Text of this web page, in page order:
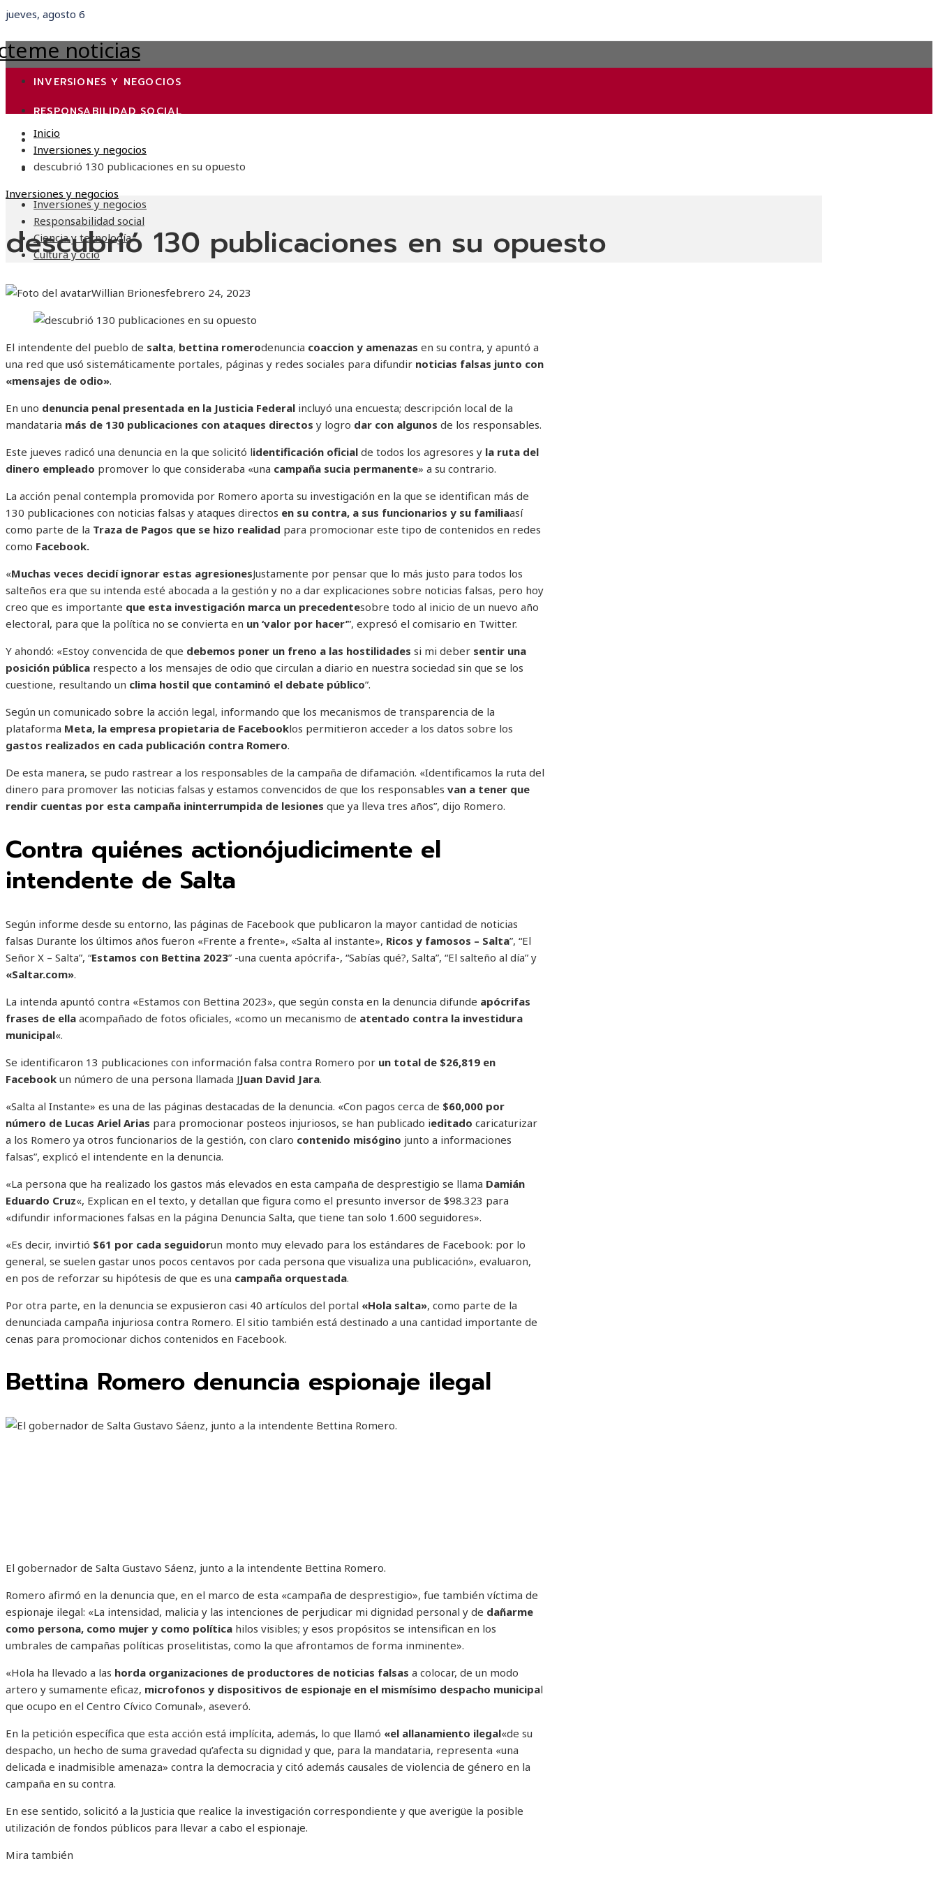
jueves, agosto 6
INVERSIONES Y NEGOCIOS
RESPONSABILIDAD SOCIAL
CIENCIA Y TECNOLOGÍA
CULTURA Y OCIO
Inversiones y negocios
Responsabilidad social
Ciencia y tecnología
Cultura y ocio
Inicio
Inversiones y negocios
descubrió 130 publicaciones en su opuesto
Inversiones y negocios
descubrió 130 publicaciones en su opuesto
Willian Brionesfebrero 24, 2023
El intendente del pueblo de salta, bettina romerodenuncia coaccion y amenazas en su contra, y apuntó a
una red que usó sistemáticamente portales, páginas y redes sociales para difundir noticias falsas junto con
«mensajes de odio».
En uno denuncia penal presentada en la Justicia Federal incluyó una encuesta; descripción local de la
mandataria más de 130 publicaciones con ataques directos y logro dar con algunos de los responsables.
Este jueves radicó una denuncia en la que solicitó lidentificación oficial de todos los agresores y la ruta del
dinero empleado promover lo que consideraba «una campaña sucia permanente» a su contrario.
La acción penal contempla promovida por Romero aporta su investigación en la que se identifican más de
130 publicaciones con noticias falsas y ataques directos en su contra, a sus funcionarios y su familiaasí
como parte de la Traza de Pagos que se hizo realidad para promocionar este tipo de contenidos en redes
como Facebook.
«Muchas veces decidí ignorar estas agresionesJustamente por pensar que lo más justo para todos los
salteños era que su intenda esté abocada a la gestión y no a dar explicaciones sobre noticias falsas, pero hoy
creo que es importante que esta investigación marca un precedentesobre todo al inicio de un nuevo año
electoral, para que la política no se convierta en un ‘valor por hacer’”, expresó el comisario en Twitter.
Y ahondó: «Estoy convencida de que debemos poner un freno a las hostilidades si mi deber sentir una
posición pública respecto a los mensajes de odio que circulan a diario en nuestra sociedad sin que se los
cuestione, resultando un clima hostil que contaminó el debate público”.
Según un comunicado sobre la acción legal, informando que los mecanismos de transparencia de la
plataforma Meta, la empresa propietaria de Facebooklos permitieron acceder a los datos sobre los
gastos realizados en cada publicación contra Romero.
De esta manera, se pudo rastrear a los responsables de la campaña de difamación. «Identificamos la ruta del
dinero para promover las noticias falsas y estamos convencidos de que los responsables van a tener que
rendir cuentas por esta campaña ininterrumpida de lesiones que ya lleva tres años”, dijo Romero.
Contra quiénes actionójudicimente el
intendente de Salta
Según informe desde su entorno, las páginas de Facebook que publicaron la mayor cantidad de noticias
falsas Durante los últimos años fueron «Frente a frente», «Salta al instante», Ricos y famosos – Salta”, “El
Señor X – Salta”, “Estamos con Bettina 2023” -una cuenta apócrifa-, “Sabías qué?, Salta”, “El salteño al día” y
«Saltar.com».
La intenda apuntó contra «Estamos con Bettina 2023», que según consta en la denuncia difunde apócrifas
frases de ella acompañado de fotos oficiales, «como un mecanismo de atentado contra la investidura
municipal«.
Se identificaron 13 publicaciones con información falsa contra Romero por un total de $26,819 en
Facebook un número de una persona llamada JJuan David Jara.
«Salta al Instante» es una de las páginas destacadas de la denuncia. «Con pagos cerca de $60,000 por
número de Lucas Ariel Arias para promocionar posteos injuriosos, se han publicado ieditado caricaturizar
a los Romero ya otros funcionarios de la gestión, con claro contenido misógino junto a informaciones
falsas”, explicó el intendente en la denuncia.
«La persona que ha realizado los gastos más elevados en esta campaña de desprestigio se llama Damián
Eduardo Cruz«, Explican en el texto, y detallan que figura como el presunto inversor de $98.323 para
«difundir informaciones falsas en la página Denuncia Salta, que tiene tan solo 1.600 seguidores».
«Es decir, invirtió $61 por cada seguidorun monto muy elevado para los estándares de Facebook: por lo
general, se suelen gastar unos pocos centavos por cada persona que visualiza una publicación», evaluaron,
en pos de reforzar su hipótesis de que es una campaña orquestada.
Por otra parte, en la denuncia se expusieron casi 40 artículos del portal «Hola salta», como parte de la
denunciada campaña injuriosa contra Romero. El sitio también está destinado a una cantidad importante de
cenas para promocionar dichos contenidos en Facebook.
Bettina Romero denuncia espionaje ilegal
El gobernador de Salta Gustavo Sáenz, junto a la intendente Bettina Romero.
Romero afirmó en la denuncia que, en el marco de esta «campaña de desprestigio», fue también víctima de
espionaje ilegal: «La intensidad, malicia y las intenciones de perjudicar mi dignidad personal y de dañarme
como persona, como mujer y como política hilos visibles; y esos propósitos se intensifican en los
umbrales de campañas políticas proselitistas, como la que afrontamos de forma inminente».
«Hola ha llevado a las horda organizaciones de productores de noticias falsas a colocar, de un modo
artero y sumamente eficaz, microfonos y dispositivos de espionaje en el mismísimo despacho municipal
que ocupo en el Centro Cívico Comunal», aseveró.
En la petición específica que esta acción está implícita, además, lo que llamó «el allanamiento ilegal«de su
despacho, un hecho de suma gravedad qu’afecta su dignidad y que, para la mandataria, representa «una
delicada e inadmisible amenaza» contra la democracia y citó además causales de violencia de género en la
campaña en su contra.
En ese sentido, solicitó a la Justicia que realice la investigación correspondiente y que averigüe la posible
utilización de fondos públicos para llevar a cabo el espionaje.
Mira también